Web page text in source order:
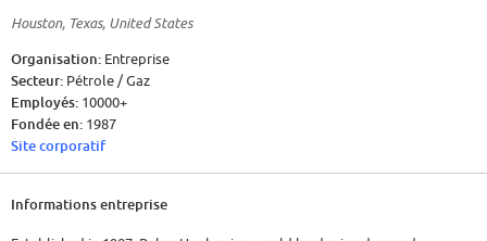
Houston, Texas, United States
Organisation: Entreprise
Secteur: Pétrole / Gaz
Employés: 10000+
Fondée en: 1987
Site corporatif
Informations entreprise